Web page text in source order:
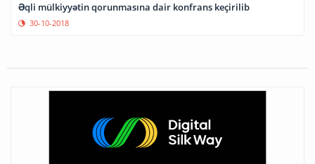
Əqli mülkiyyətin qorunmasına dair konfrans keçirilib
30-10-2018